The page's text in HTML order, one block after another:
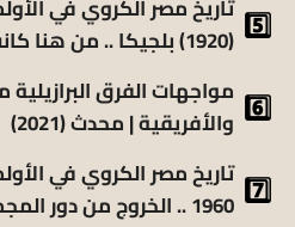
(1920) بلجيكا .. من هنا كانت البداية
مواجهات الفرق البرازيلية
والأفريقية | محدث (2021)
1960 .. الخروج من دور المجموعات لأول مرة